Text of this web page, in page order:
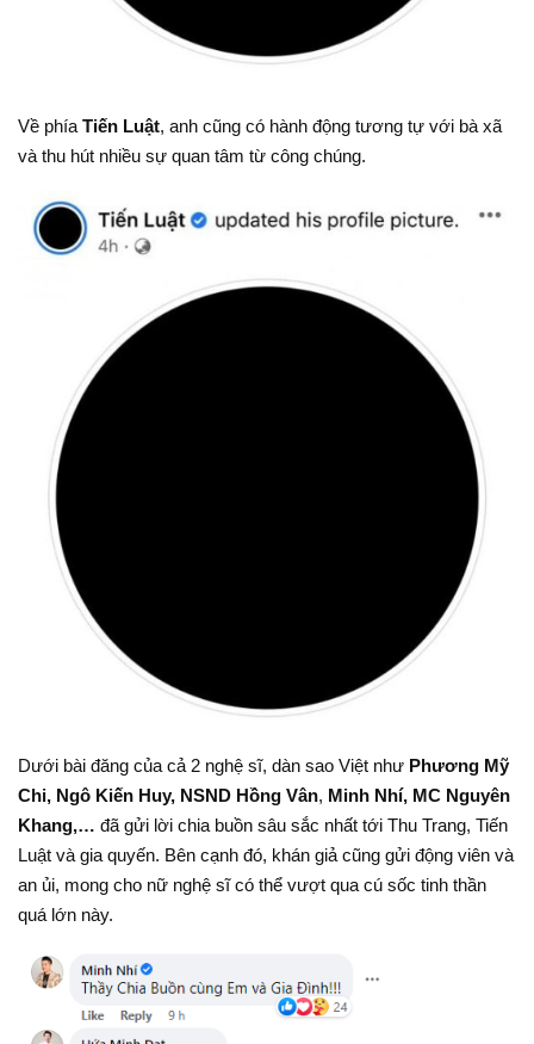
Về phía Tiến Luật, anh cũng có hành động tương tự với bà xã
và thu hút nhiều sự quan tâm từ công chúng.
Dưới bài đăng của cả 2 nghệ sĩ, dàn sao Việt như Phương Mỹ
Chi, Ngô Kiến Huy, NSND Hồng Vân, Minh Nhí, MC Nguyên
Khang,… đã gửi lời chia buồn sâu sắc nhất tới Thu Trang, Tiến
Luật và gia quyến. Bên cạnh đó, khán giả cũng gửi động viên và
an ủi, mong cho nữ nghệ sĩ có thể vượt qua cú sốc tinh thần
quá lớn này.